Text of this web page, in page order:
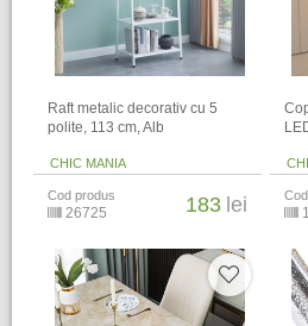
Raft metalic decorativ cu 5
polite, 113 cm, Alb
CHIC MANIA
Cod produs
26725 183 lei